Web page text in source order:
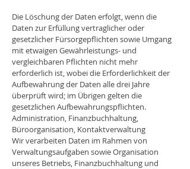
Die Löschung der Daten erfolgt, wenn die
Daten zur Erfüllung vertraglicher oder
gesetzlicher Fürsorgepflichten sowie Umgang
mit etwaigen Gewährleistungs- und
vergleichbaren Pflichten nicht mehr
erforderlich ist, wobei die Erforderlichkeit der
Aufbewahrung der Daten alle drei Jahre
überprüft wird; im Übrigen gelten die
gesetzlichen Aufbewahrungspflichten.
Administration, Finanzbuchhaltung,
Büroorganisation, Kontaktverwaltung
Wir verarbeiten Daten im Rahmen von
Verwaltungsaufgaben sowie Organisation
unseres Betriebs, Finanzbuchhaltung und